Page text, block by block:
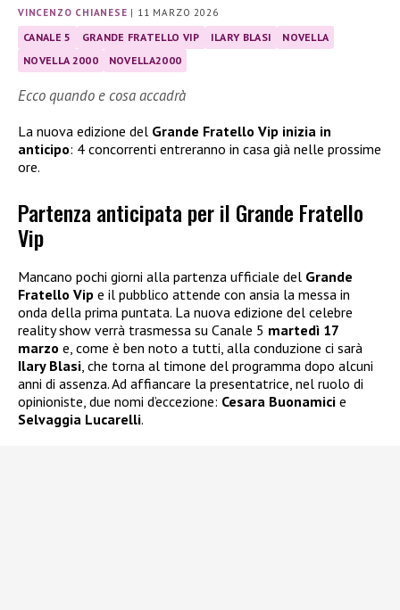
VINCENZO CHIANESE | 11 MARZO 2026
CANALE 5 GRANDE FRATELLO VIP ILARY BLASI
NOVELLA
NOVELLA 2000
NOVELLA2000
Ecco quando e cosa accadrà
La nuova edizione del Grande Fratello Vip inizia in
anticipo: 4 concorrenti entreranno in casa già nelle prossime
ore.
Partenza anticipata per il Grande Fratello
Vip
Mancano pochi giorni alla partenza ufficiale del Grande
Fratello Vip e il pubblico attende con ansia la messa in
onda della prima puntata. La nuova edizione del celebre
reality show verrà trasmessa su Canale 5 martedì 17
marzo e, come è ben noto a tutti, alla conduzione ci sarà
Ilary Blasi , che torna al timone del programma dopo alcuni
anni di assenza. Ad affiancare la presentatrice, nel ruolo di
opinioniste, due nomi d’eccezione: Cesara Buonamici e
Selvaggia Lucarelli.